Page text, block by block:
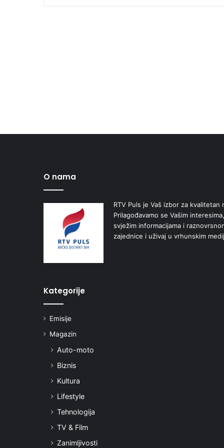
O nama
RTV Puls je Vaš izbor za
Prilagođavamo se Vašim
svježim informacijama i
zajednice i uživaj u vrhunskim
Kategorije
Emisije
Magazin
Auto-moto
Biznis
Kultura
Lifestyle
Tehnologija
TV & Film
Zanimljivosti